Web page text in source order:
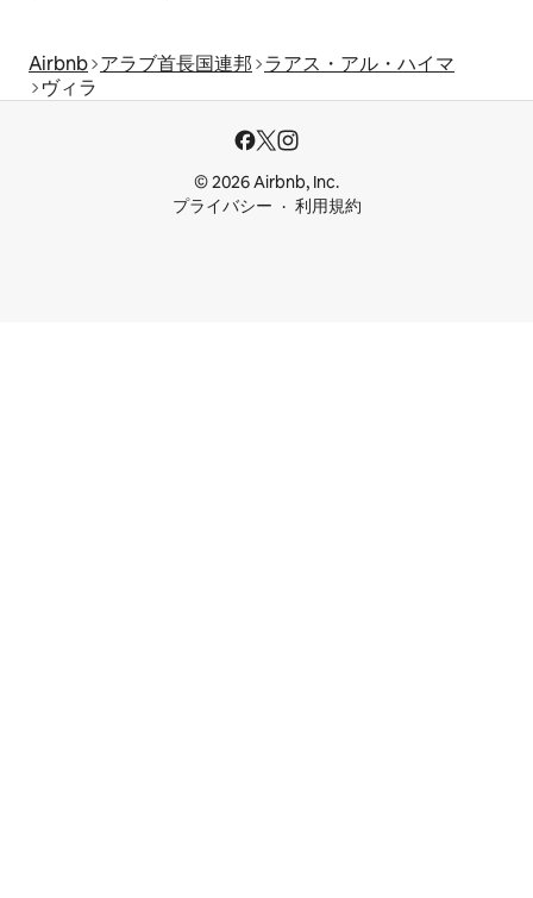
Airbnb アラブ首長国連邦 ラアス・アル・ハイマ
ヴィラ
© 2026 Airbnb, Inc.
プライバシー
利用規約